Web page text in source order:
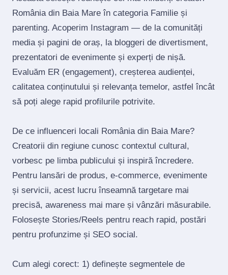
România din Baia Mare în categoria Familie și
parenting. Acoperim Instagram — de la comunități
media și pagini de oraș, la bloggeri de divertisment,
prezentatori de evenimente și experți de nișă.
Evaluăm ER (engagement), creșterea audienței,
calitatea conținutului și relevanța temelor, astfel încât
să poți alege rapid profilurile potrivite.
De ce influenceri locali România din Baia Mare?
Creatorii din regiune cunosc contextul cultural,
vorbesc pe limba publicului și inspiră încredere.
Pentru lansări de produs, e‑commerce, evenimente
și servicii, acest lucru înseamnă targetare mai
precisă, awareness mai mare și vânzări măsurabile.
Folosește Stories/Reels pentru reach rapid, postări
pentru profunzime și SEO social.
Cum alegi corect: 1) definește segmentele de